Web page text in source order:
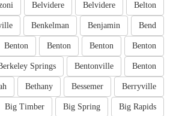
Belton
Belvidere
Belvidere
Bend
Benjamin
Benkelman
Benton
Benton
Benton
Benton
Benton
Bentonville
Springs
Berryville
Bessemer
Bethany
Big Rapids
Big Spring
Big Timber